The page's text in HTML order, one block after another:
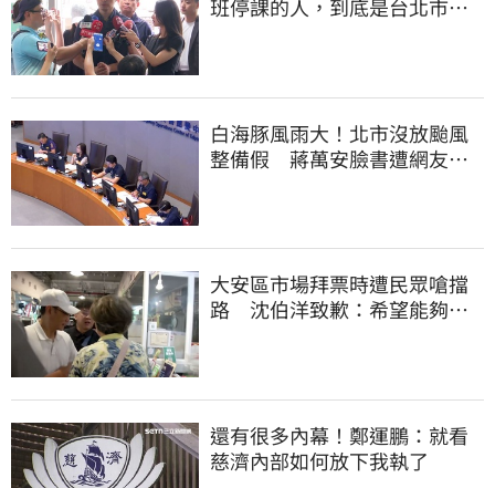
班停課的人，到底是台北市
白海豚風雨大！北市沒放颱風
整備假 蔣萬安臉書遭網友灌
大安區市場拜票時遭民眾嗆擋
路 沈伯洋致歉：希望能夠精
還有很多內幕！鄭運鵬：就看
慈濟內部如何放下我執了